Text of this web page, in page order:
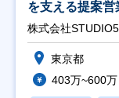
を支える提案
株式会社
東京都
403万~600万